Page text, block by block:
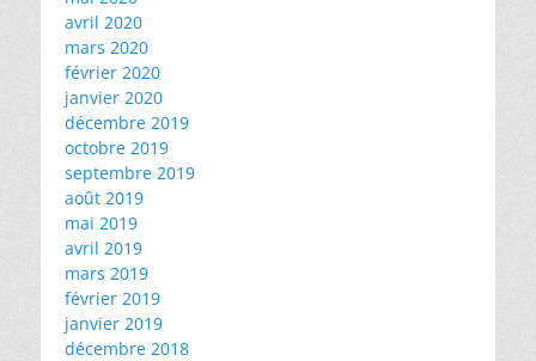
avril 2020
mars 2020
février 2020
janvier 2020
décembre 2019
octobre 2019
septembre 2019
août 2019
mai 2019
avril 2019
mars 2019
février 2019
janvier 2019
décembre 2018